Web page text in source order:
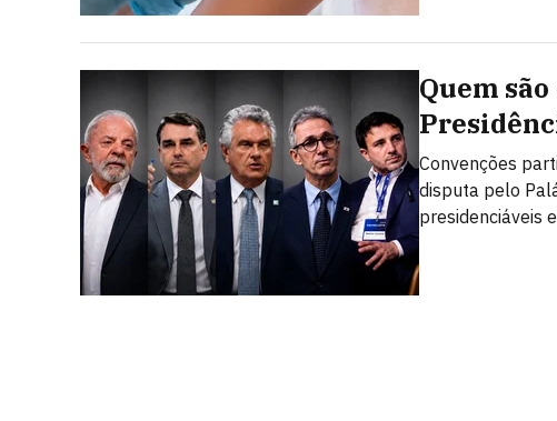
Quem
Convenções
disputa pelo
presidenciáveis